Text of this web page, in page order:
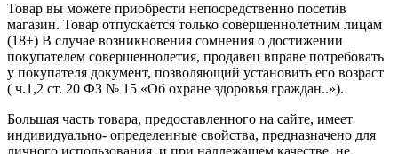
Товар вы можете приобрести непосредственно посетив
магазин. Товар отпускается только совершеннолетним лицам
(18+) В случае возникновения сомнения о достижении
покупателем совершеннолетия, продавец вправе потребовать
у покупателя документ, позволяющий установить его возраст
( ч.1,2 ст. 20 ФЗ № 15 «Об охране здоровья граждан..»).
Большая часть товара, предоставленного на сайте, имеет
индивидуально- определенные свойства, предназначено для